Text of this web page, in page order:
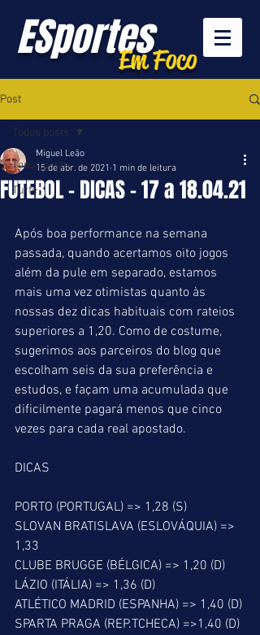
ESportesEm Foco
Post
Todos posts
Turfe
Todos posts
FUTEBOL - DICAS - 17 a 18.04.21
Miguel Leão
15 de abr. de 2021 1 min de leitura
Após boa performance na semana
passada, quando acertamos oito jogos
além da pule em separado, estamos
mais uma vez otimistas quanto às
nossas dez dicas habituais com rateios
superiores a 1,20. Como de costume,
sugerimos aos parceiros do blog que
escolham seis da sua preferência e
estudos, e façam uma acumulada que
dificilmente pagará menos que cinco
vezes para cada real apostado.
DICAS
PORTO (PORTUGAL) => 1,28 (S)
SLOVAN BRATISLAVA (ESLOVÁQUIA) =>
1,33
CLUBE BRUGGE (BÉLGICA) => 1,20 (D)
LÁZIO (ITÁLIA) => 1,36 (D)
ATLÉTICO MADRID (ESPANHA) => 1,40 (D)
SPARTA PRAGA (REP.TCHECA) =>1,40 (D)